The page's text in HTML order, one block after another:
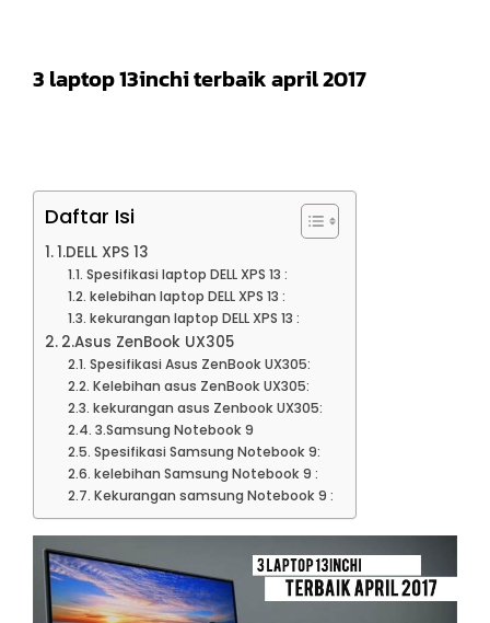
3 laptop 13inchi terbaik april 2017
Daftar Isi
1.DELL XPS 13
Spesifikasi laptop DELL XPS 13 :
kelebihan laptop DELL XPS 13 :
kekurangan laptop DELL XPS 13 :
2.Asus ZenBook UX305
Spesifikasi Asus ZenBook UX305:
Kelebihan asus ZenBook UX305:
kekurangan asus Zenbook UX305:
3.Samsung Notebook 9
Spesifikasi Samsung Notebook 9:
kelebihan Samsung Notebook 9 :
Kekurangan samsung Notebook 9 :